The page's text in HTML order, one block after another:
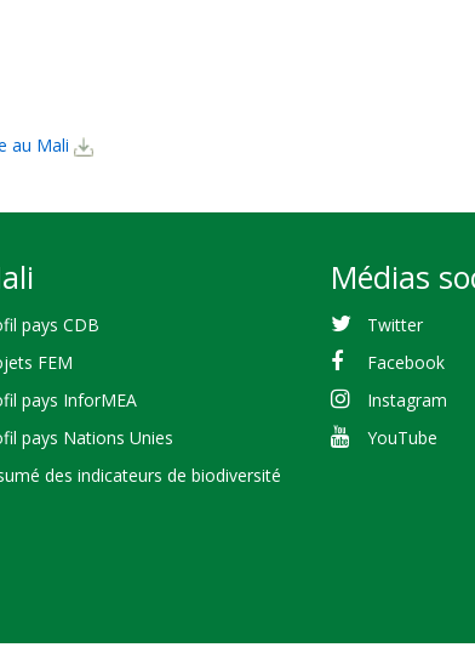
au Mali
pays CDB
FEM
pays InforMEA
pays Nations Unies
des indicateurs de biodiversité
Médias
Twitter
Facebook
Instagram
YouTube